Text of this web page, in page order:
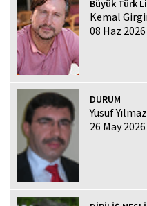
Büyük Türk
Kemal
08 Haz 2026
DURUM
Yusuf
26 May 2026